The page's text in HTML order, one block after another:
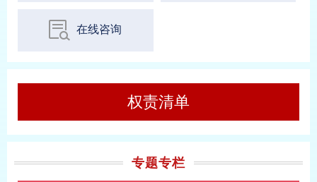
在线咨询
权责清单
专题专栏